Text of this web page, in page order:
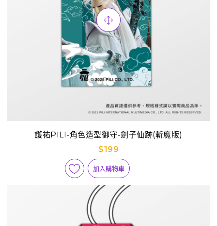
護祐PILI-角色造型御守-劍子仙跡(斬魔版)
$199
加入購物車